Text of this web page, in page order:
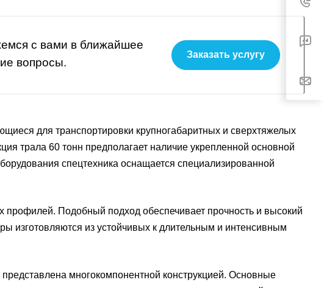
с вами в ближайшее
вопросы.
Заказать услугу
для транспортировки крупногабаритных и сверхтяжелых
трала 60 тонн предполагает наличие укрепленной основной
спецтехника оснащается специализированной
Подобный подход обеспечивает прочность и высокий
изготовляются из устойчивых к длительным и интенсивным
многокомпонентной конструкцией. Основные